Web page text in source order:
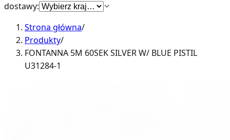
dostawy:
Strona główna/
Produkty/
FONTANNA 5M 60SEK SILVER W/ BLUE PISTIL
U31284-1